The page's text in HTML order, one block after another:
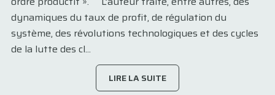
dynamiques du taux de profit, de régulation du
système, des révolutions technologiques et des cycles
de la lutte des cl...
LIRE LA SUITE